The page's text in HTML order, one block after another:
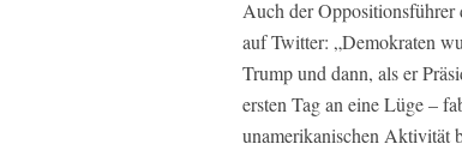
Auch der Oppositionsführer
auf Twitter: „Demokraten
Trump und dann, als er
ersten Tag an eine Lüge –
unamerikanischen Aktivität